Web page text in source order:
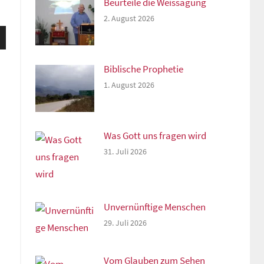
2. August 2026
Biblische Prophetie
1. August 2026
Was Gott uns fragen wird
31. Juli 2026
Unvernünftige Menschen
29. Juli 2026
Vom Glauben zum Sehen